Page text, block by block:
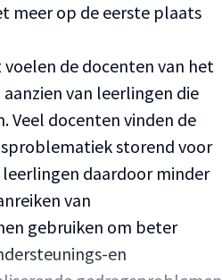
meer op de eerste plaats
de docenten van het
van leerlingen die
Veel docenten vinden de
storend voor
daardoor minder
van
gebruiken om beter
en